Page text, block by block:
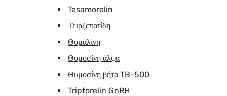
Tesamorelin
Τειρζεπατίδη
Θυμαλίνη
Θυμοσίνη άλφα
Θυμοσίνη βήτα TB-500
Triptorelin GnRH